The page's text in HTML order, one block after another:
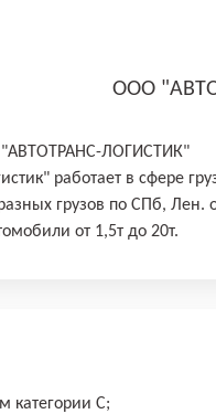
ООО
ЛОГИСТИК"
работает в сфере
грузов по СПб, Лен.
от 1,5т до 20т.
категории С;